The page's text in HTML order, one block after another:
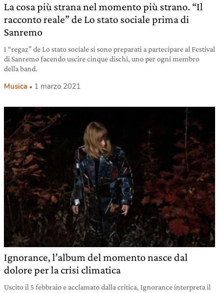
La cosa più strana nel momento più strano. “Il
racconto reale” de Lo stato sociale prima di
Sanremo
I “regaz” de Lo stato sociale si sono preparati a partecipare al Festival
di Sanremo facendo uscire cinque dischi, uno per ogni membro
della band.
Musica 1 marzo 2021
Ignorance, l’album del momento nasce dal
dolore per la crisi climatica
Uscito il 5 febbraio e acclamato dalla critica, Ignorance interpreta il